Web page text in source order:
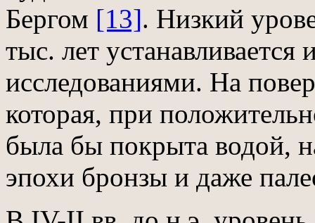
Бергом [13]. Низкий
тыс. лет
исследованиями. На
которая, при
была бы покрыта водой,
эпохи бронзы и даже